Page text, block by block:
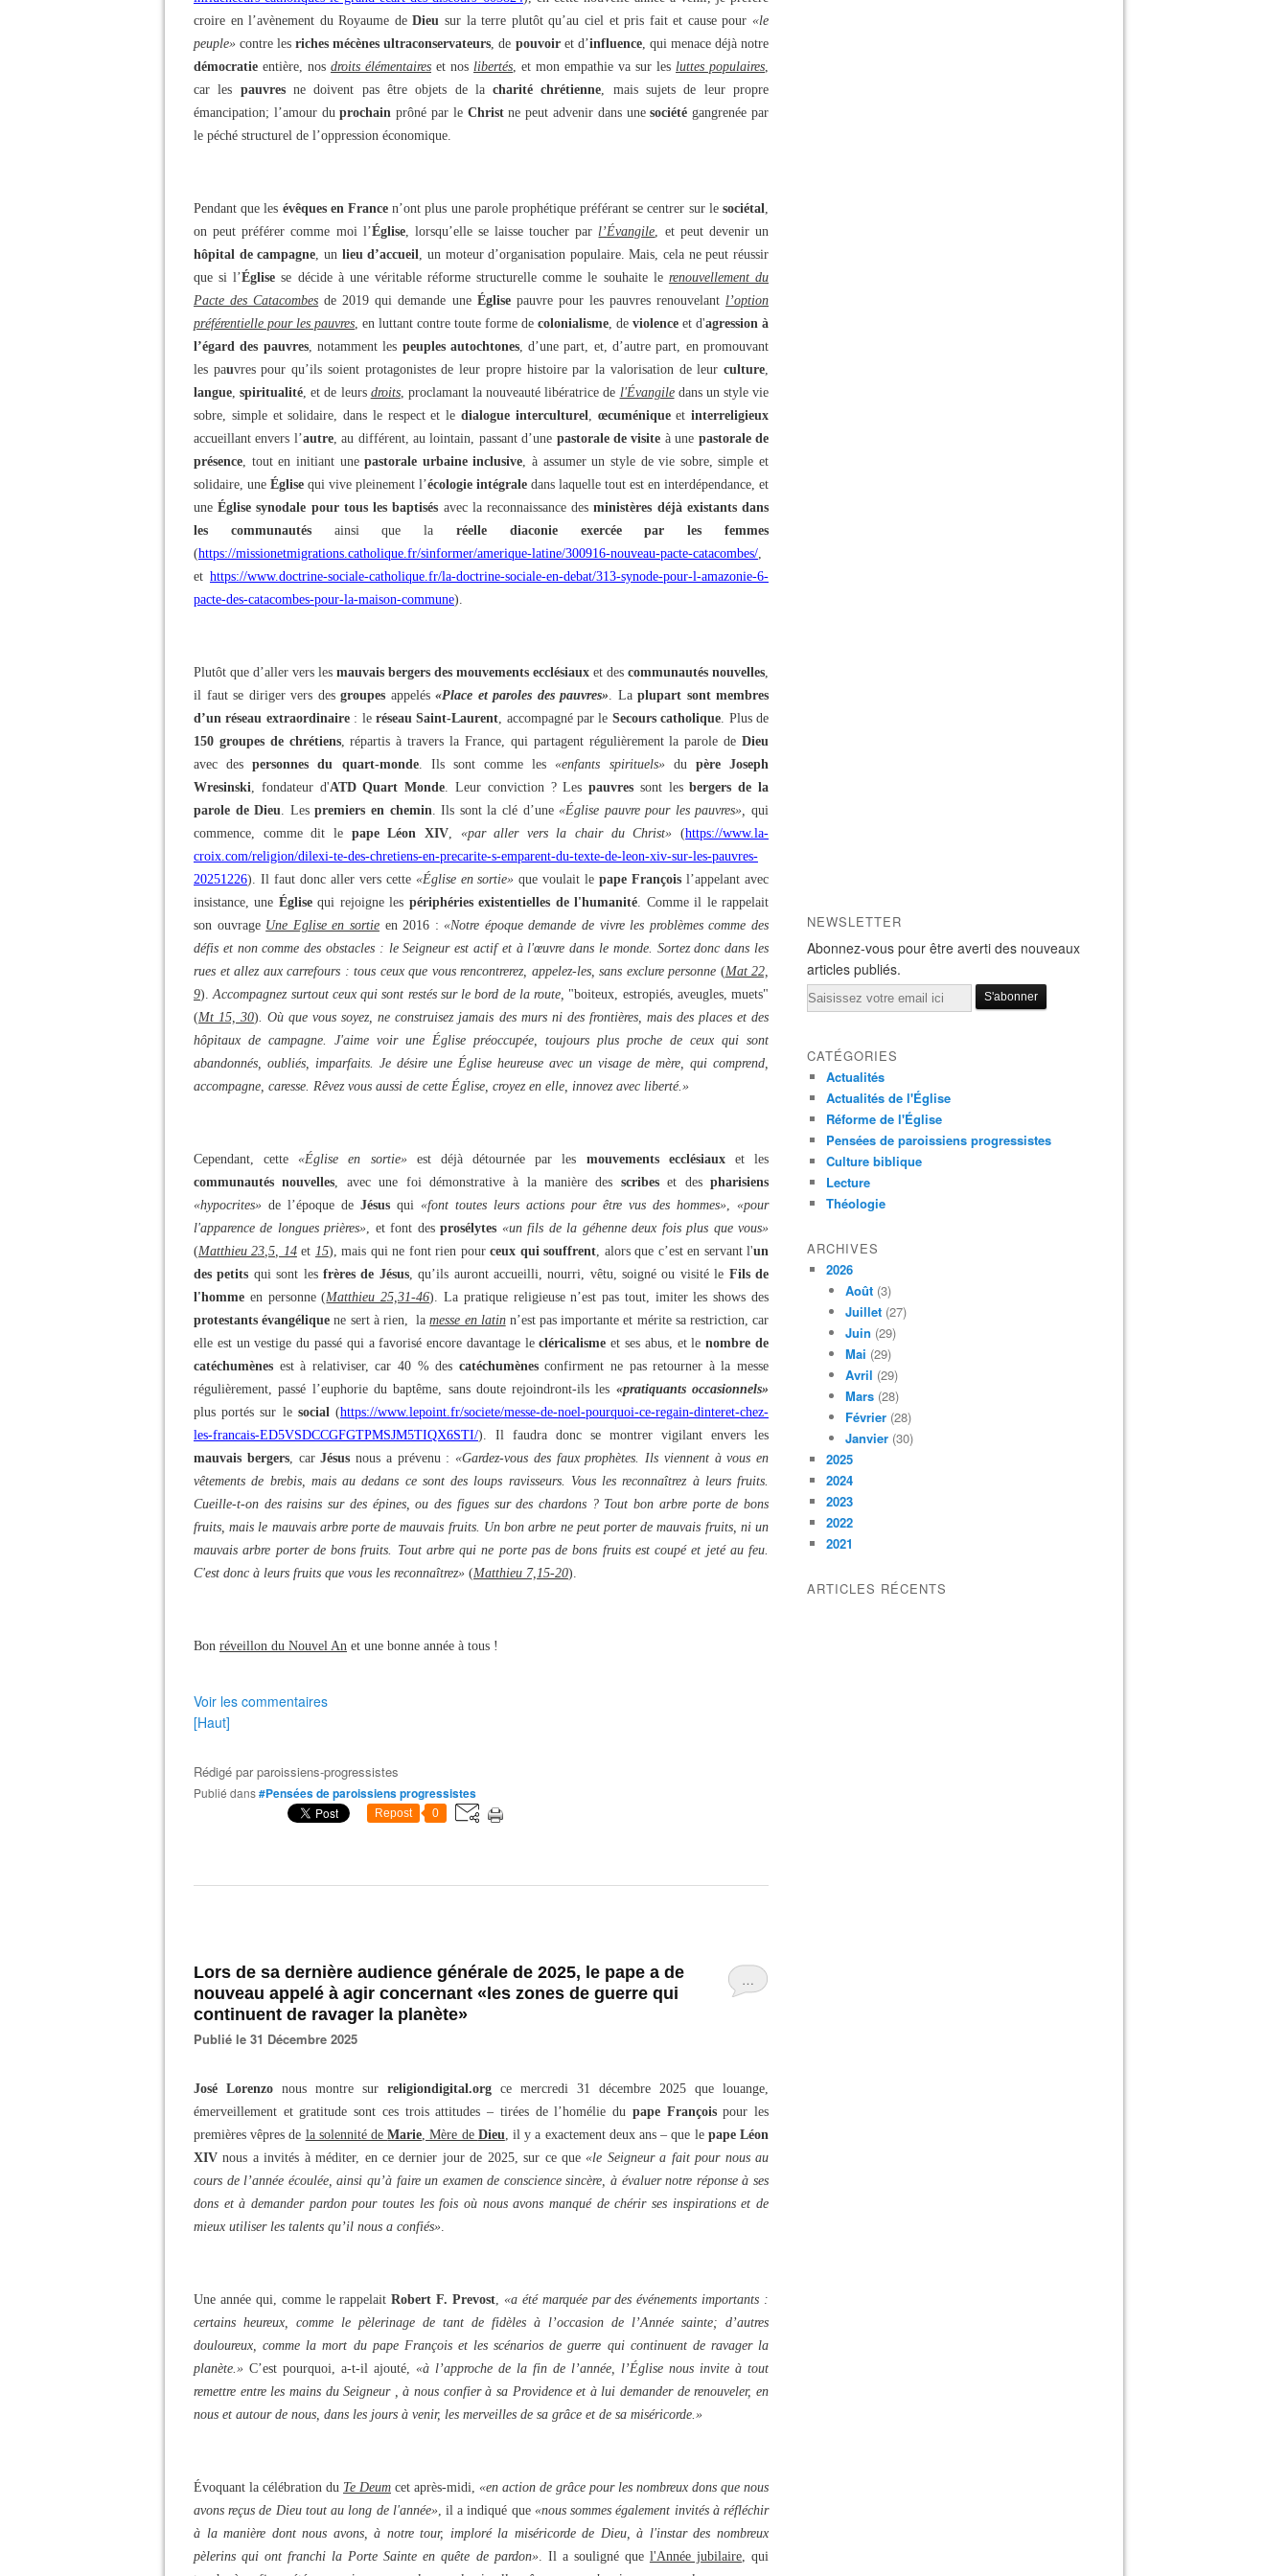
croire en l’avènement du Royaume deDieu sur la terre plutôt qu’au ciel et pris fait et cause pour«le
peuple» contre lesriches mécènes ultraconservateurs, de pouvoiret d’influence, qui menace déjà notre
démocratie entière, nos droits élémentaires et nos libertés, et mon empathie va sur les luttes populaires,
car les pauvresne doivent pas être objets de lacharité chrétienne, mais sujets de leur propre
émancipation; l’amour duprochain prôné par le Christne peut advenir dans unesociété gangrenée par
le péché structurel de l’oppression économique.
Pendant que les évêques en Francen’ont plus une parole prophétique préférant se centrer sur le sociétal,
on peut préférer comme moi l’Église, lorsqu’elle se laisse toucher parl’Évangile, et peut devenir un
hôpital de campagne, un lieu d’accueil, un moteur d’organisation populaire. Mais, cela ne peut réussir
que si l’Église se décide à une véritable réforme structurelle comme le souhaite le renouvellement du
Pacte des Catacombes de 2019 qui demande une Églisepauvre pour les pauvres renouvelantl’option
préférentielle pour les pauvres, en luttant contre toute forme de colonialisme, de violence et d'agression à
l’égard des pauvres, notamment les peuples autochtones, d’une part, et, d’autre part, en promouvant
les pauvres pour qu’ils soient protagonistes de leur propre histoire par la valorisation de leurculture,
langue,spiritualité, et de leurs droits, proclamant la nouveauté libératrice de l'Évangiledans un style vie
sobre, simple et solidaire, dans le respect et le dialogue interculturel, œcuméniqueetinterreligieux
accueillant envers l’autre, au différent, au lointain, passant d’une pastorale de visite à une pastorale de
présence, tout en initiant unepastorale urbaine inclusive, à assumer un style de vie sobre, simple et
solidaire, une Église qui vive pleinement l’écologie intégrale dans laquelle tout est en interdépendance, et
uneÉglise synodale pour tous les baptisés avec la reconnaissance desministères déjà existants dans
les communautésainsi que laréelle diaconie exercée par les femmes
(https://missionetmigrations.catholique.fr/sinformer/amerique-latine/300916-nouveau-pacte-catacombes/,
et https://www.doctrine-sociale-catholique.fr/la-doctrine-sociale-en-debat/313-synode-pour-l-amazonie-6-
pacte-des-catacombes-pour-la-maison-commune).
Plutôt que d’aller vers les mauvais bergers des mouvements ecclésiaux et des communautés nouvelles,
il faut se diriger vers des groupes appelés «Place et paroles des pauvres». La plupart sont membres
d’un réseau extraordinaire: le réseau Saint-Laurent, accompagné par le Secours catholique. Plus de
150 groupes de chrétiens, répartis à travers la France, qui partagent régulièrement la parole deDieu
avec despersonnes du quart-monde. Ils sont comme les«enfants spirituels»du père Joseph
Wresinski, fondateur d'ATD Quart Monde. Leur conviction ? Lespauvres sont lesbergers de la
parole de Dieu. Lespremiers en chemin. Ils sont la clé d’une«Église pauvre pour les pauvres»,qui
commence, comme dit le pape Léon XIV, «par aller vers la chair du Christ» (https://www.la-
croix.com/religion/dilexi-te-des-chretiens-en-precarite-s-emparent-du-texte-de-leon-xiv-sur-les-pauvres-
20251226). Il faut donc aller vers cette «Église en sortie» que voulait lepape François l’appelant avec
insistance, une Églisequi rejoigne les périphéries existentielles de l'humanité. Comme il le rappelait
son ouvrage Une Eglise en sortieen 2016 :«Notre époque demande de vivre les problèmes comme des
défis et non comme des obstacles : le Seigneur est actif et à l'œuvre dans le monde. Sortez donc dans les
rues et allez aux carrefours : tous ceux que vous rencontrerez, appelez-les, sans exclure personne (Mat 22,
9). Accompagnez surtout ceux qui sont restés sur le bord de la route, "boiteux, estropiés, aveugles, muets"
(Mt 15, 30). Où que vous soyez, ne construisez jamais des murs ni des frontières, mais des places et des
hôpitaux de campagne. J'aime voir une Église préoccupée, toujours plus proche de ceux qui sont
abandonnés, oubliés, imparfaits. Je désire une Église heureuse avec un visage de mère, qui comprend,
accompagne, caresse. Rêvez vous aussi de cette Église, croyez en elle, innovez avec liberté.»
Cependant, cette«Église en sortie»est déjà détournée par les mouvements ecclésiauxet les
communautés nouvelles, avec une foi démonstrative à la manière des scribeset despharisiens
«hypocrites» de l’époque de Jésus qui «font toutes leurs actions pour être vus des hommes», «pour
l'apparence de longues prières», et font desprosélytes «un fils de la géhenne deux fois plus que vous»
(Matthieu 23,5, 14et 15), mais qui ne font rien pourceux qui souffrent, alors que c’est en servant l'un
des petits qui sont les frères de Jésus, qu’ils auront accueilli, nourri, vêtu, soigné ou visité le Fils de
l'homme en personne (Matthieu 25,31-46). La pratique religieuse n’est pas tout, imiter les shows des
protestants évangélique ne sert à rien, lamesse en latinn’est pas importante et mérite sa restriction, car
elle est un vestige du passé qui a favorisé encore davantage lecléricalisme et ses abus, et lenombre de
catéchumènes est à relativiser, car 40 % des catéchumènesconfirment ne pas retourner à la messe
régulièrement, passé l’euphorie du baptême, sans doute rejoindront-ils les «pratiquants occasionnels»
plus portés sur le social(https://www.lepoint.fr/societe/messe-de-noel-pourquoi-ce-regain-dinteret-chez-
les-francais-ED5VSDCCGFGTPMSJM5TIQX6STI/). Il faudra donc se montrer vigilant envers les
mauvais bergers, carJésus nous a prévenu : «Gardez-vous des faux prophètes. Ils viennent à vous en
vêtements de brebis, mais au dedans ce sont des loups ravisseurs. Vous les reconnaîtrez à leurs fruits.
Cueille-t-on des raisins sur des épines, ou des figues sur des chardons ? Tout bon arbre porte de bons
fruits, mais le mauvais arbre porte de mauvais fruits. Un bon arbre ne peut porter de mauvais fruits, ni un
mauvais arbre porter de bons fruits. Tout arbre qui ne porte pas de bons fruits est coupé et jeté au feu.
C'est donc à leurs fruits que vous les reconnaîtrez» (Matthieu 7,15-20).
Bon réveillon du Nouvel An et une bonne année à tous !
Voir les commentaires
[Haut]
Rédigé parparoissiens-progressistes
Publié dans#Pensées de paroissiens progressistes
Repost 0
…
Lors de sa dernière audience générale de 2025, le pape a de
nouveau appelé à agir concernant «les zones de guerre qui
continuent de ravager la planète»
Publié le 31 Décembre 2025
José Lorenzo nous montre sur religiondigital.org ce mercredi 31 décembre 2025 que louange,
émerveillement et gratitude sont ces trois attitudes – tirées de l’homélie du pape Françoispour les
premières vêpres de la solennité deMarie, Mère de Dieu, il y a exactement deux ans – que le pape Léon
XIV nous a invités à méditer, en ce dernier jour de 2025, sur ce que«le Seigneur a fait pour nous au
cours de l’année écoulée, ainsi qu’à faire un examen de conscience sincère, à évaluer notre réponse à ses
dons et à demander pardon pour toutes les fois où nous avons manqué de chérir ses inspirations et de
mieux utiliser les talents qu’il nous a confiés».
Une année qui, comme le rappelaitRobert F. Prevost, «a été marquée par des événements importants :
certains heureux, comme le pèlerinage de tant de fidèles à l’occasion de l’Année sainte; d’autres
douloureux, comme la mort du pape François et les scénarios de guerre qui continuent de ravager la
planète.» C’est pourquoi, a-t-il ajouté, «à l’approche de la fin de l’année, l’Église nous invite à tout
remettre entre les mains du Seigneur , à nous confier à sa Providence et à lui demander de renouveler, en
nous et autour de nous, dans les jours à venir, les merveilles de sa grâce et de sa miséricorde.»
Évoquant la célébration du Te Deum cet après-midi, «en action de grâce pour les nombreux dons que nous
avons reçus de Dieu tout au long de l'année», il a indiqué que «nous sommes également invités à réfléchir
à la manière dont nous avons, à notre tour, imploré la miséricorde de Dieu, à l'instar des nombreux
pèlerins qui ont franchi la Porte Sainte en quête de pardon». Il a souligné que l'Année jubilaire, qui
NEWSLETTER
Abonnez-vous pour être averti des nouveaux
articles publiés.
Email
CATÉGORIES
Actualités
Actualités de l'Église
Réforme de l'Église
Pensées de paroissiens progressistes
Culture biblique
Lecture
Théologie
ARCHIVES
2026
Août (3)
Juillet (27)
Juin (29)
Mai (29)
Avril (29)
Mars (28)
Février (28)
Janvier (30)
2025
2024
2023
2022
2021
ARTICLES RÉCENTS